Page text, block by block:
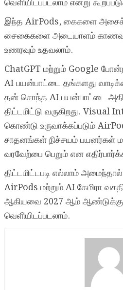
இந்த AirPods, கைகளை
சைகைகளை அடையாளம்
உணரவும் உதவலாம்.
ChatGPT மற்றும் Google
AI பயன்பாட்டை தங்களது
தன் சொந்த AI பயன்பாட்டை
திட்டமிட்டு வருகிறது.
கொண்டு உருவாக்கப்படும்
சாதனங்கள் நிச்சயம் பயனர்கள்
வரவேற்பை பெறும் என
திட்டமிட்டபடி எல்லாம்
AirPods மற்றும் AI கேமிரா
ஆகியவை 2027 ஆம்
வெளியிடப்படலாம்.